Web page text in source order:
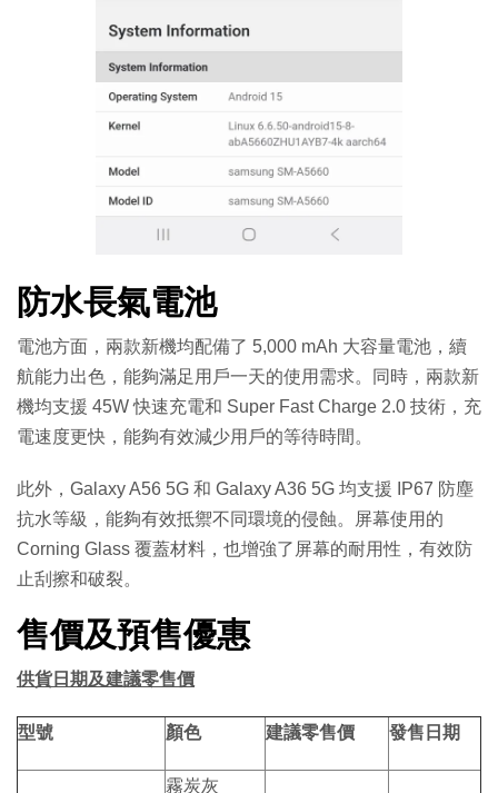
防水長氣電池
電池方面，兩款新機均配備了 5,000 mAh 大容量電池，續
航能力出色，能夠滿足用戶一天的使用需求。同時，兩款新
機均支援 45W 快速充電和 Super Fast Charge 2.0 技術，充
電速度更快，能夠有效減少用戶的等待時間。
此外，Galaxy A56 5G 和 Galaxy A36 5G 均支援 IP67 防塵
抗水等級，能夠有效抵禦不同環境的侵蝕。屏幕使用的
Corning Glass 覆蓋材料，也增強了屏幕的耐用性，有效防
止刮擦和破裂。
售價及預售優惠
供貨日期及建議零售價
型號 顏色 建議零售價 發售 日期
霧炭灰